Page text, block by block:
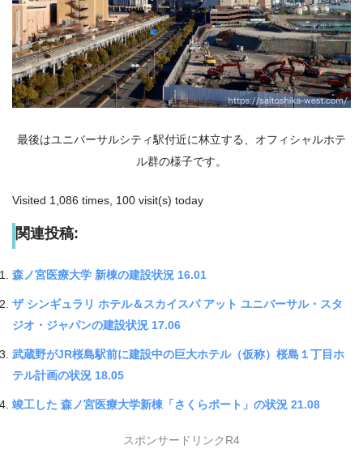
最後はユニバーサルシティ駅付近に林立する、オフィシャルホテ
ル群の様子です。
Visited 1,086 times, 100 visit(s) today
関連投稿:
森ノ宮医療大学 新棟の建設状況 16.01
ザ シンギュラリ ホテル＆スカイスパ アット ユニバーサル・スタ
ジオ・ジャパンの建設状況 17.06
武蔵野がJR桜島駅前に建設中の巨大ホテル（仮称）桜島１丁目ホ
テル計画の状況 18.05
竣工した 森ノ宮医療大学新棟「さくらポート」の状況 21.08
スポンサードリンクR4